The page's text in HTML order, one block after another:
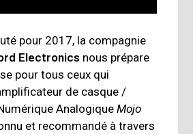
pour 2017, la compagnie
Electronics nous prépare
pour tous ceux qui
de casque /
AnalogiqueMojo
et recommandé à travers